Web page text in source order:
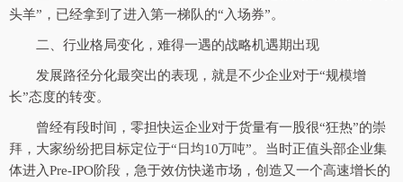
头羊”，已经拿到了进入第一梯队的“入场券”。
二、行业格局变化，难得一遇的战略机遇期出现
发展路径分化最突出的表现，就是不少企业对于“规模增
长”态度的转变。
曾经有段时间，零担快运企业对于货量有一股很“狂热”的崇
拜，大家纷纷把目标定位于“日均10万吨”。当时正值头部企业集
体进入Pre-IPO阶段，急于效仿快递市场，创造又一个高速增长的